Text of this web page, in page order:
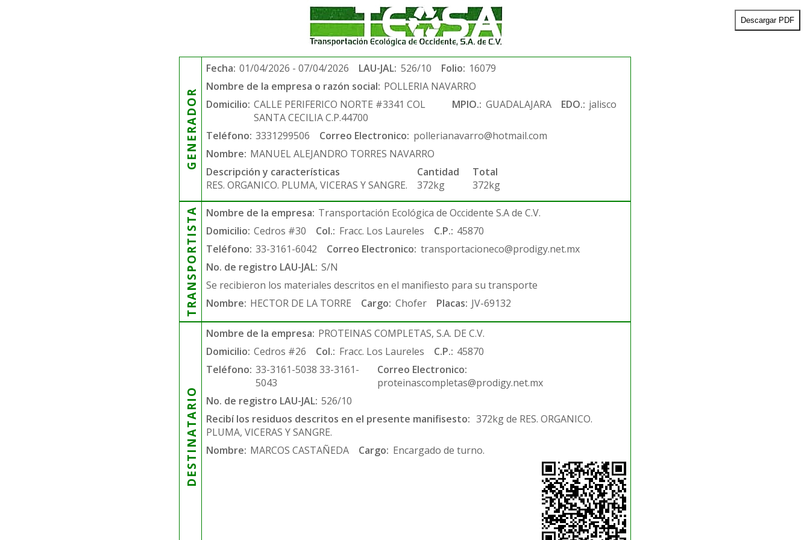
Descargar PDF
GENERADOR
Fecha: 01/04/2026 - 07/04/2026 LAU-JAL: 526/10 Folio: 16079
Nombre de la empresa o razón social: POLLERIA NAVARRO
Domicilio: CALLE PERIFERICO NORTE #3341 COL
SANTA CECILIA C.P.44700
MPIO.: GUADALAJARA EDO.: jalisco
Teléfono: 3331299506 Correo Electronico: pollerianavarro@hotmail.com
Nombre: MANUEL ALEJANDRO TORRES NAVARRO
Descripción y características
RES. ORGANICO. PLUMA, VICERAS Y SANGRE.
Cantidad
372kg
Total
372kg
TRANSPORTISTA Nombre de la empresa: Transportación Ecológica de Occidente S.A de C.V.
Domicilio: Cedros #30 Col.: Fracc. Los Laureles C.P.: 45870
Teléfono: 33-3161-6042 Correo Electronico: transportacioneco@prodigy.net.mx
No. de registro LAU-JAL: S/N
Se recibieron los materiales descritos en el manifiesto para su transporte
Nombre: HECTOR DE LA TORRE Cargo: Chofer Placas: JV-69132
DESTINATARIO
Nombre de la empresa: PROTEINAS COMPLETAS, S.A. DE C.V.
Domicilio: Cedros #26 Col.: Fracc. Los Laureles C.P.: 45870
Teléfono: 33-3161-5038 33-3161-
5043
Correo Electronico:
proteinascompletas@prodigy.net.mx
No. de registro LAU-JAL: 526/10
Recibí los residuos descritos en el presente manifisesto: 372kg de RES. ORGANICO.
PLUMA, VICERAS Y SANGRE.
Nombre: MARCOS CASTAÑEDA Cargo: Encargado de turno.